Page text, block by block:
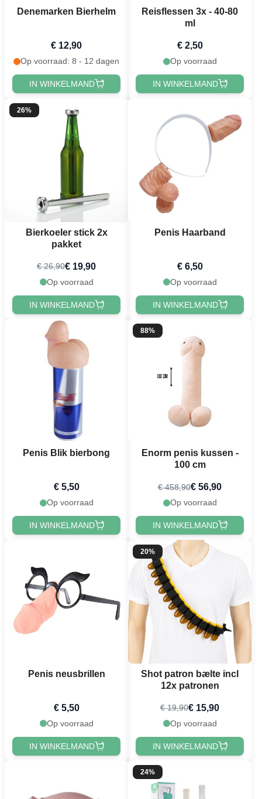
Denemarken Bierhelm
€ 12,90
Op voorraad: 8 - 12 dagen
IN WINKELMAND
Reisflessen 3x - 40-80
ml
€ 2,50
Op voorraad
IN WINKELMAND
26%
Bierkoeler stick 2x
pakket
€ 26,90€ 19,90
Op voorraad
IN WINKELMAND
Penis Haarband
€ 6,50
Op voorraad
IN WINKELMAND
Penis Blik bierbong
€ 5,50
Op voorraad
IN WINKELMAND
88%
Enorm penis kussen -
100 cm
€ 458,90€ 56,90
Op voorraad
IN WINKELMAND
Penis neusbrillen
€ 5,50
Op voorraad
IN WINKELMAND
20%
Shot patron bælte incl
12x patronen
€ 19,90€ 15,90
Op voorraad
IN WINKELMAND
24%